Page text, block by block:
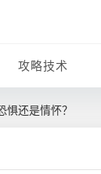
攻略技术
还是情怀？